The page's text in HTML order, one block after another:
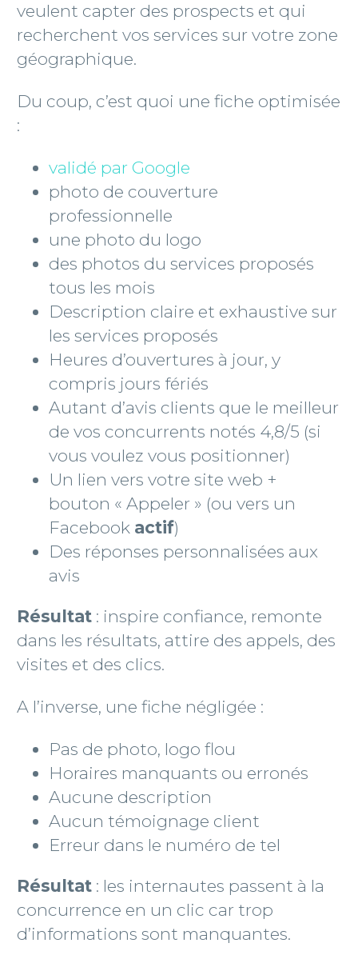
veulent capter des prospects et qui
recherchent vos services sur votre zone
géographique.
Du coup, c’est quoi une fiche optimisée
:
validé par Google
photo de couverture
professionnelle
une photo du logo
des photos du services proposés
tous les mois
Description claire et exhaustive sur
les services proposés
Heures d’ouvertures à jour, y
compris jours fériés
Autant d’avis clients que le meilleur
de vos concurrents notés 4,8/5 (si
vous voulez vous positionner)
Un lien vers votre site web +
bouton « Appeler » (ou vers un
Facebook actif)
Des réponses personnalisées aux
avis
Résultat : inspire confiance, remonte
dans les résultats, attire des appels, des
visites et des clics.
A l’inverse, une fiche négligée :
Pas de photo, logo flou
Horaires manquants ou erronés
Aucune description
Aucun témoignage client
Erreur dans le numéro de tel
Résultat : les internautes passent à la
concurrence en un clic car trop
d’informations sont manquantes.